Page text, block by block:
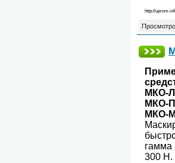
http://
МКО-
МКО-П
МКО-М
гамма
300 Н.